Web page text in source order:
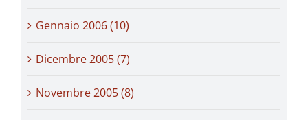
Gennaio 2006 (10)
Dicembre 2005 (7)
Novembre 2005 (8)